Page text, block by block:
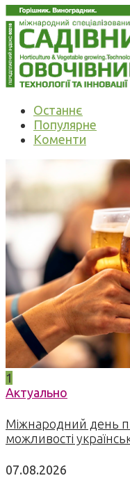
Останнє
Популярне
Коменти
1
Актуально
Міжнародний день
можливості
07.08.2026